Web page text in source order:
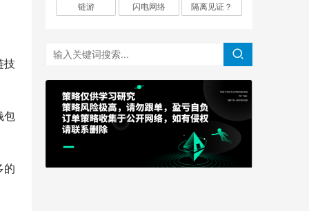
技
包
的
链游
闪电网络 隔离见证？